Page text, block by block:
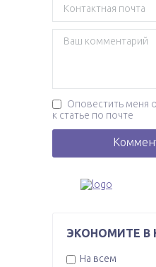
Оповестить меня
к статье по почте
ЭКОНОМИТЕ В
На всем